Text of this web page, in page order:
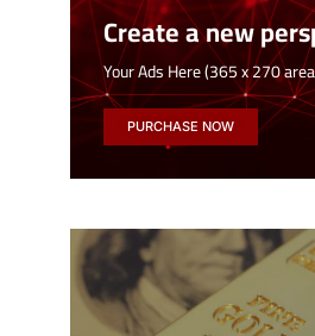
Create a new
Your Ads Here (365 x 270
PURCHASE NOW